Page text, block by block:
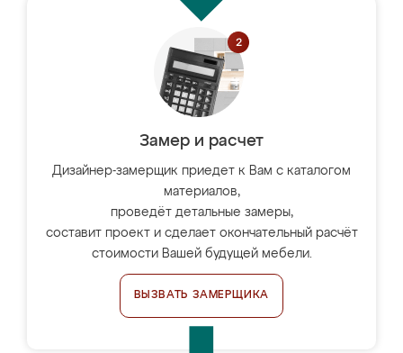
Замер и расчет
Дизайнер-замерщик приедет к Вам с каталогом
материалов,
проведёт детальные замеры,
составит проект и сделает окончательный расчёт
стоимости Вашей будущей мебели.
ВЫЗВАТЬ ЗАМЕРЩИКА